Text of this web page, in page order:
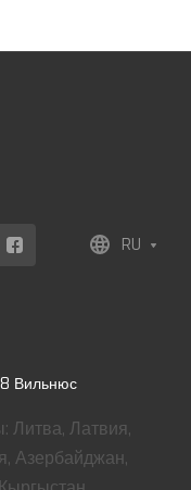
RU
Вильнюс
Литва, Латвия,
Азербайджан,